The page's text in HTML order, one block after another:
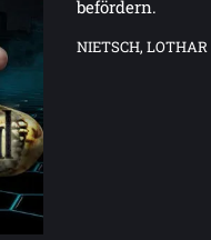
befördern.
NIETSCH, LOTHAR